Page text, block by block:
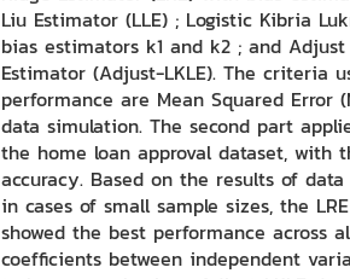
Liu Estimator (LLE) ; Logistic Kibria
bias estimators k1 and k2 ; and
Estimator (Adjust-LKLE). The criteria
performance are Mean Squared Error
data simulation. The second part
the home loan approval dataset, with
accuracy. Based on the results of
in cases of small sample sizes, the
showed the best performance across
coefficients between independent